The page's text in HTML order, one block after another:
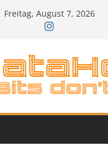
Freitag, August 7, 2026